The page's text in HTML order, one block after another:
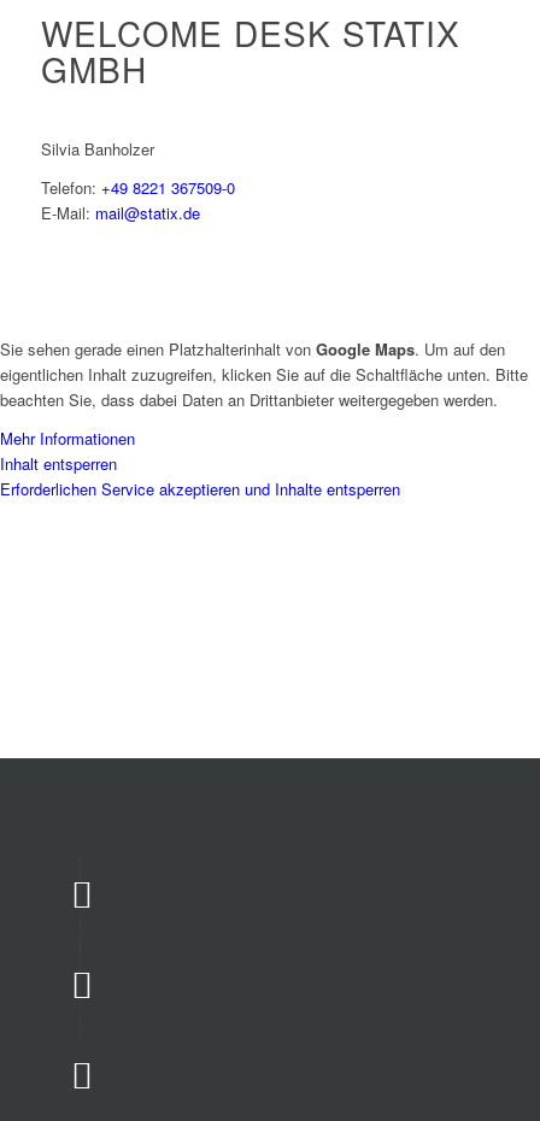
WELCOME DESK STATIX
GMBH
Silvia Banholzer
Telefon: +49 8221 367509-0
E-Mail: mail@statix.de
Sie sehen gerade einen Platzhalterinhalt von Google Maps. Um auf den
eigentlichen Inhalt zuzugreifen, klicken Sie auf die Schaltfläche unten. Bitte
beachten Sie, dass dabei Daten an Drittanbieter weitergegeben werden.
Mehr Informationen
Inhalt entsperren
Erforderlichen Service akzeptieren und Inhalte entsperren